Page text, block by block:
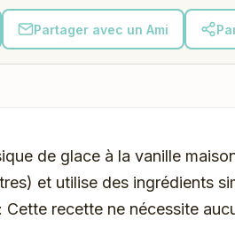
Partager avec un Ami
de glace à la vanille
et utilise des ingrédients
Cette recette ne nécessite